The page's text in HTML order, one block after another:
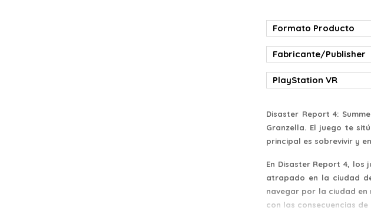
Formato Producto
Fabricante/Publisher
PlayStation VR
Disaster Report 4:
Granzella. El juego te
principal es sobrevivir y
En Disaster Report 4, los
atrapado en la ciudad
navegar por la ciudad
con las consecuencias